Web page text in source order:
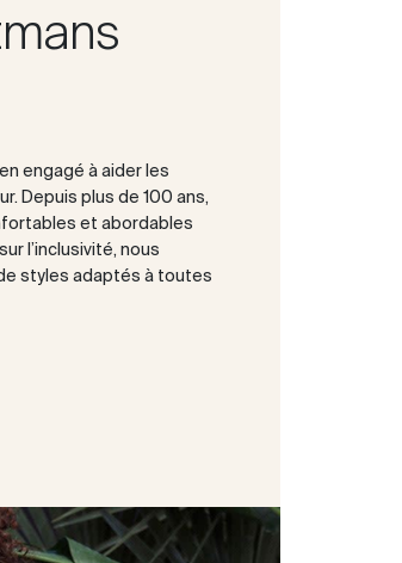
engagé à aider les
Depuis plus de 100 ans,
et abordables
l’inclusivité, nous
styles adaptés à toutes